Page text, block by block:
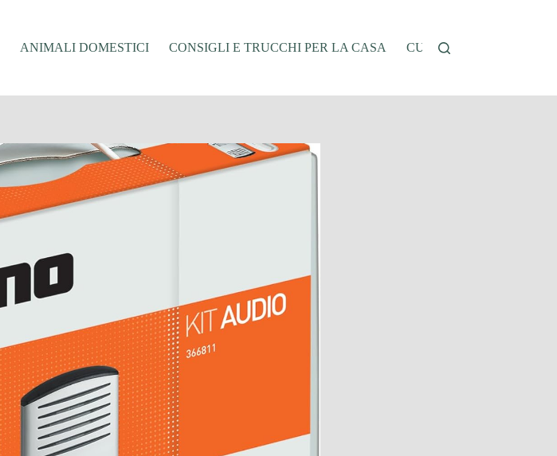
ANIMALI DOMESTICI CONSIGLI E TRUCCHI PER LA CASA CUCINA E RICETTE